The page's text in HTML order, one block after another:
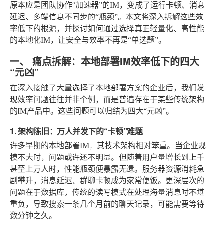
原本应是团队协作“加速器”的IM，变成了运行卡顿、消息
延迟、多端信息不同步的“瓶颈”。本文将深入拆解这些效
率低下的根源，并探讨如何通过选择真正轻量化、高性能
的本地化IM，让安全与效率不再是“单选题”。
一、 痛点拆解：本地部署IM效率低下的四大
“元凶”
在深入接触了大量选择了本地部署方案的企业后，我们发
现效率问题往往并非个例，而是普遍存在于某些传统架构
的IM产品中。这些问题可以归结为四大“元凶”。
1. 架构陈旧：万人并发下的“卡顿”难题
许多早期的本地部署IM，其技术架构相对笨重。当企业规
模不大时，问题或许还不明显。但随着用户量增长到上千
甚至上万人时，性能瓶颈便暴露无遗。服务器资源消耗急
剧攀升，消息延迟、群聊卡顿成为家常便饭。更深层次的
问题在于数据库，传统的读写模式在处理海量消息时不堪
重负，导致搜索一条几个月前的聊天记录，可能需要等待
数分钟之久。